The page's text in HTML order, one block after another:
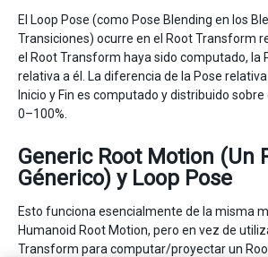
El Loop Pose (como Pose Blending en los
Transiciones) ocurre en el Root Transform
el Root Transform haya sido computado, la
relativa a él. La diferencia de la Pose
Inicio y Fin es computado y distribuido
0–100%.
Generic Root Motion (Un
Génerico) y Loop Pose
Esto funciona esencialmente de la misma
Humanoid Root Motion, pero en vez de
Transform para computar/proyectar un